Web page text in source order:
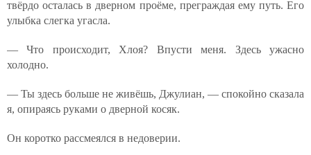
твёрдо осталась в дверном проёме, преграждая ему путь. Его
улыбка слегка угасла.
— Что происходит, Хлоя? Впусти меня. Здесь ужасно
холодно.
— Ты здесь больше не живёшь, Джулиан, — спокойно сказала
я, опираясь руками о дверной косяк.
Он коротко рассмеялся в недоверии.